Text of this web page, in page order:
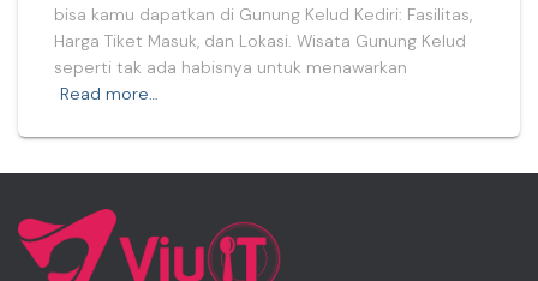
bisa kamu dapatkan di Gunung Kelud Kediri: Fasilitas,
Harga Tiket Masuk, dan Lokasi. Wisata Gunung Kelud
seperti tak ada habisnya untuk menawarkan
Read more…